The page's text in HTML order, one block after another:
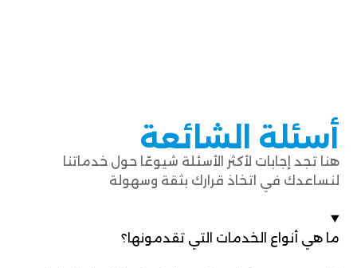
أسئلة الشائعة
هنا تجد إجابات لأكثر الأسئلة شيوعًا حول خدماتنا
لنساعدك في اتخاذ قرارك بثقة وسهولة
ما هي أنواع الخدمات التي تقدمونها؟